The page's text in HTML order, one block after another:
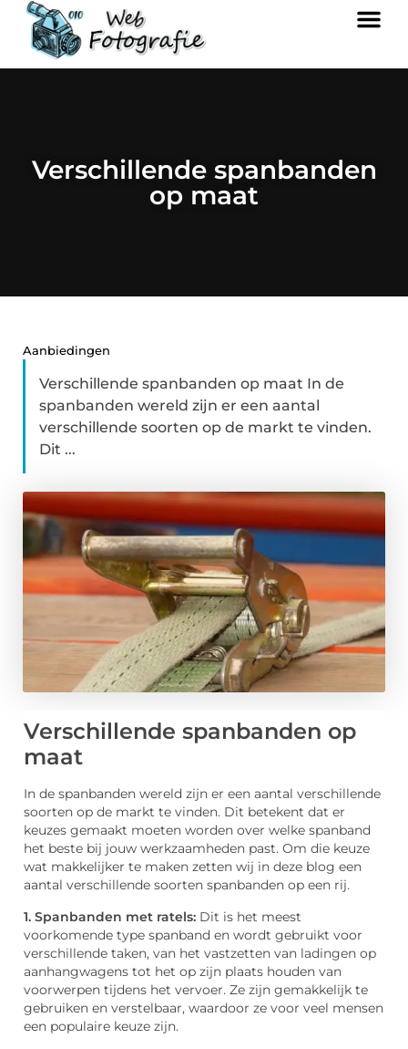
Verschillende spanbanden
op maat
Aanbiedingen
Verschillende spanbanden op maat In de
spanbanden wereld zijn er een aantal
verschillende soorten op de markt te vinden.
Dit ...
Verschillende spanbanden op
maat
In de spanbanden wereld zijn er een aantal verschillende
soorten op de markt te vinden. Dit betekent dat er
keuzes gemaakt moeten worden over welke spanband
het beste bij jouw werkzaamheden past. Om die keuze
wat makkelijker te maken zetten wij in deze blog een
aantal verschillende soorten spanbanden op een rij.
1. Spanbanden met ratels: Dit is het meest
voorkomende type spanband en wordt gebruikt voor
verschillende taken, van het vastzetten van ladingen op
aanhangwagens tot het op zijn plaats houden van
voorwerpen tijdens het vervoer. Ze zijn gemakkelijk te
gebruiken en verstelbaar, waardoor ze voor veel mensen
een populaire keuze zijn.